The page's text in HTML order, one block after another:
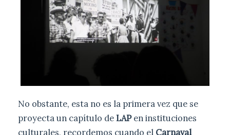
No obstante, esta no es la primera vez que se
proyecta un capítulo deLAPen instituciones
culturales, recordemos cuando el Carnaval